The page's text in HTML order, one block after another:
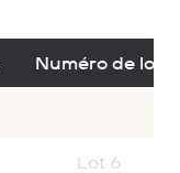
Numéro de lot
Lot 6